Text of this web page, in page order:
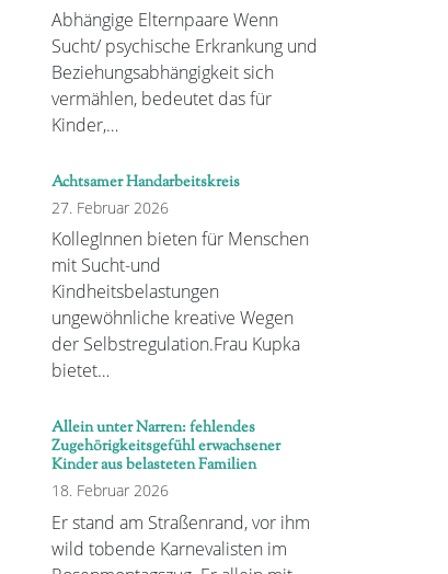
Abhängige Elternpaare Wenn
Sucht/ psychische Erkrankung und
Beziehungsabhängigkeit sich
vermählen, bedeutet das für
Kinder,…
Achtsamer Handarbeitskreis
27. Februar 2026
KollegInnen bieten für Menschen
mit Sucht-und
Kindheitsbelastungen
ungewöhnliche kreative Wegen
der Selbstregulation.Frau Kupka
bietet…
Allein unter Narren: fehlendes
Zugehörigkeitsgefühl erwachsener
Kinder aus belasteten Familien
18. Februar 2026
Er stand am Straßenrand, vor ihm
wild tobende Karnevalisten im